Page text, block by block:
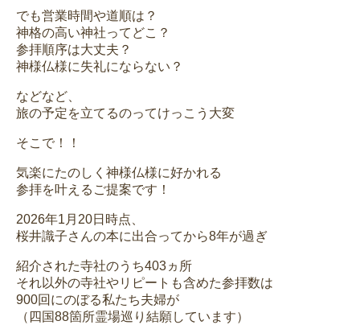
でも営業時間や道順は？
神格の高い神社ってどこ？
参拝順序は大丈夫？
神様仏様に失礼にならない？
などなど、
旅の予定を立てるのってけっこう大変
そこで！！
気楽にたのしく神様仏様に好かれる
参拝を叶えるご提案です！
2026年1月20日時点、
桜井識子さんの本に出合ってから8年が過ぎ
紹介された寺社のうち403ヵ所
それ以外の寺社やリピートも含めた参拝数は
900回にのぼる私たち夫婦が
（四国88箇所霊場巡り結願しています）